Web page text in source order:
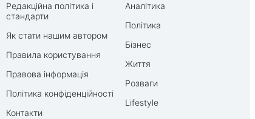
Редакційна політика і
стандарти
Як стати нашим автором
Правила користування
Правова інформація
Політика конфіденційності
Контакти
Аналітика
Політика
Бізнес
Життя
Розваги
Lifestyle